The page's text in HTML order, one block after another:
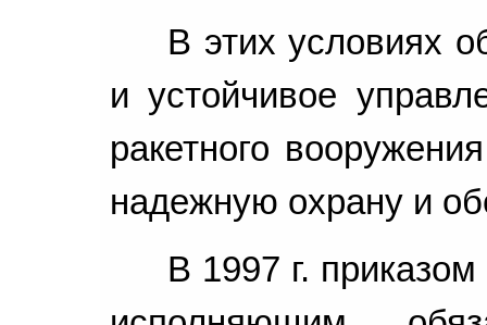
В этих условиях
и устойчивое
ракетного
надежную охрану и
В 1997 г.